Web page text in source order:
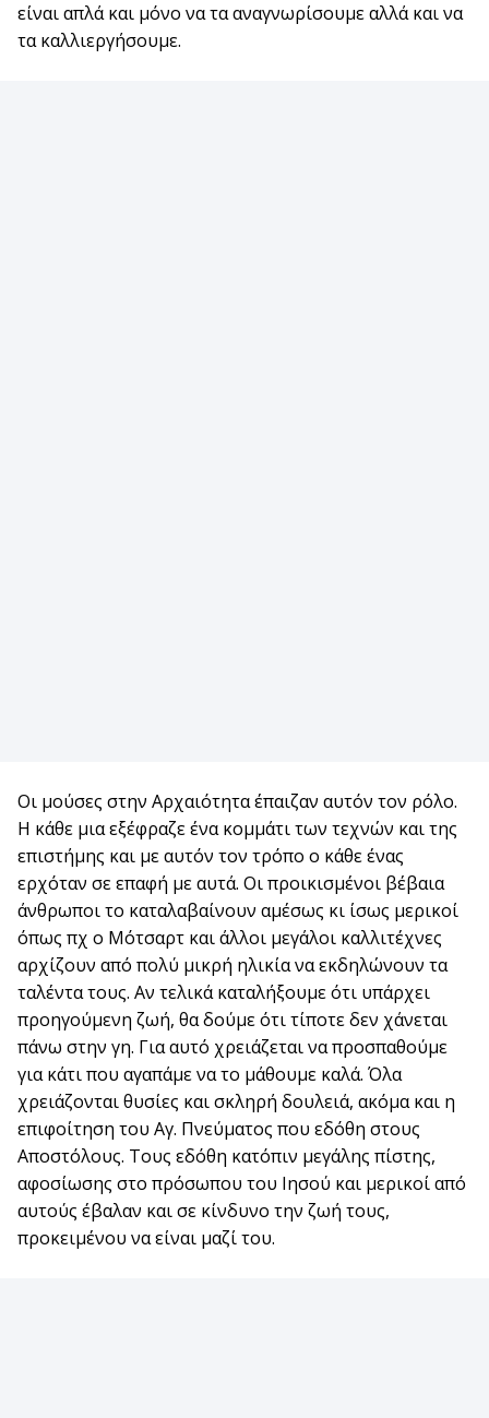
είναι απλά και μόνο να τα αναγνωρίσουμε αλλά και να
τα καλλιεργήσουμε.
Οι μούσες στην Αρχαιότητα έπαιζαν αυτόν τον ρόλο.
Η κάθε μια εξέφραζε ένα κομμάτι των τεχνών και της
επιστήμης και με αυτόν τον τρόπο ο κάθε ένας
ερχόταν σε επαφή με αυτά. Οι προικισμένοι βέβαια
άνθρωποι το καταλαβαίνουν αμέσως κι ίσως μερικοί
όπως πχ ο Μότσαρτ και άλλοι μεγάλοι καλλιτέχνες
αρχίζουν από πολύ μικρή ηλικία να εκδηλώνουν τα
ταλέντα τους. Αν τελικά καταλήξουμε ότι υπάρχει
προηγούμενη ζωή, θα δούμε ότι τίποτε δεν χάνεται
πάνω στην γη. Για αυτό χρειάζεται να προσπαθούμε
για κάτι που αγαπάμε να το μάθουμε καλά. Όλα
χρειάζονται θυσίες και σκληρή δουλειά, ακόμα και η
επιφοίτηση του Αγ. Πνεύματος που εδόθη στους
Αποστόλους. Τους εδόθη κατόπιν μεγάλης πίστης,
αφοσίωσης στο πρόσωπου του Ιησού και μερικοί από
αυτούς έβαλαν και σε κίνδυνο την ζωή τους,
προκειμένου να είναι μαζί του.